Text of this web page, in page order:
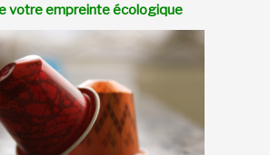
votre empreinte écologique